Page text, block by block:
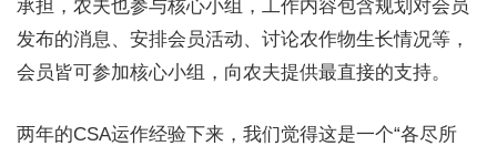
承担，农夫也参与核心小组，工作内容包含规划对会员
发布的消息、安排会员活动、讨论农作物生长情况等，
会员皆可参加核心小组，向农夫提供最直接的支持。
两年的CSA运作经验下来，我们觉得这是一个“各尽所